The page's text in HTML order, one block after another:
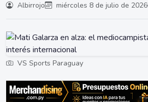
Albirrojo miércoles 8 de julio de 2026
VS Sports Paraguay